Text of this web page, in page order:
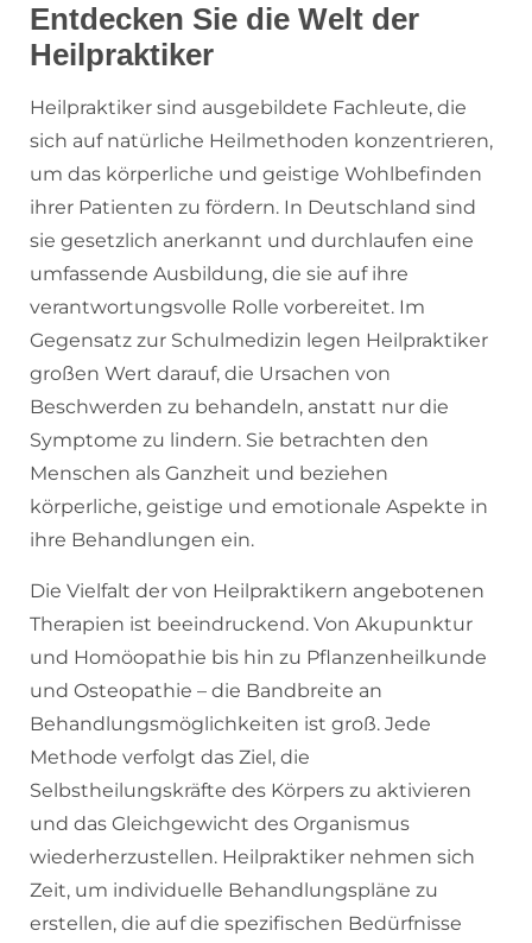
Entdecken Sie die Welt der
Heilpraktiker
Heilpraktiker sind ausgebildete Fachleute, die
sich auf natürliche Heilmethoden konzentrieren,
um das körperliche und geistige Wohlbefinden
ihrer Patienten zu fördern. In Deutschland sind
sie gesetzlich anerkannt und durchlaufen eine
umfassende Ausbildung, die sie auf ihre
verantwortungsvolle Rolle vorbereitet. Im
Gegensatz zur Schulmedizin legen Heilpraktiker
großen Wert darauf, die Ursachen von
Beschwerden zu behandeln, anstatt nur die
Symptome zu lindern. Sie betrachten den
Menschen als Ganzheit und beziehen
körperliche, geistige und emotionale Aspekte in
ihre Behandlungen ein.
Die Vielfalt der von Heilpraktikern angebotenen
Therapien ist beeindruckend. Von Akupunktur
und Homöopathie bis hin zu Pflanzenheilkunde
und Osteopathie – die Bandbreite an
Behandlungsmöglichkeiten ist groß. Jede
Methode verfolgt das Ziel, die
Selbstheilungskräfte des Körpers zu aktivieren
und das Gleichgewicht des Organismus
wiederherzustellen. Heilpraktiker nehmen sich
Zeit, um individuelle Behandlungspläne zu
erstellen, die auf die spezifischen Bedürfnisse